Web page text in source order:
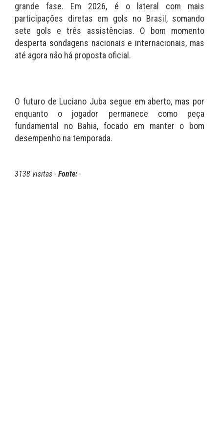
grande fase. Em 2026, é o lateral com mais
participações diretas em gols no Brasil, somando
sete gols e três assistências. O bom momento
desperta sondagens nacionais e internacionais, mas
até agora não há proposta oficial.
O futuro de Luciano Juba segue em aberto, mas por
enquanto o jogador permanece como peça
fundamental no Bahia, focado em manter o bom
desempenho na temporada.
3138 visitas - Fonte: -